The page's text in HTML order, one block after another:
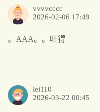
vvvvcccc
2026-02-06 17:49
。AAA。。吐得
lei110
2026-03-22 00:45